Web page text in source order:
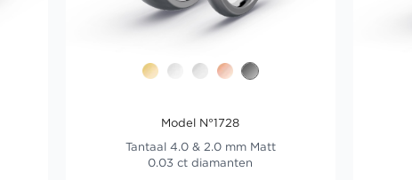
Model N°1728
Tantaal 4.0 & 2.0 mm Matt
0.03 ct diamanten